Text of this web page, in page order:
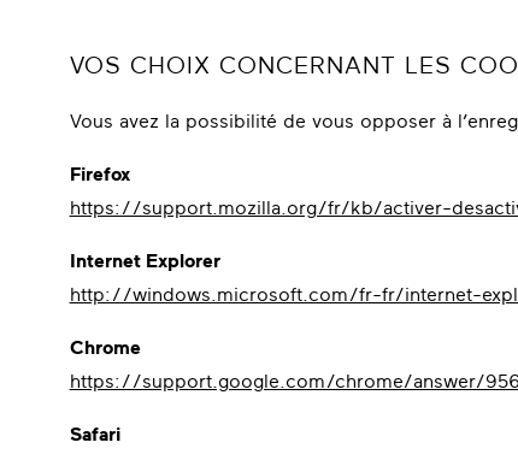
VOS CHOIX CONCERNANT LES
Vous avez la possibilité de vous opposer à
Firefox
https://support.mozilla.org/fr/kb/activer-
Internet Explorer
http://windows.microsoft.com/fr-fr/internet-
Chrome
https://support.google.com/chrome/answer/
Safari